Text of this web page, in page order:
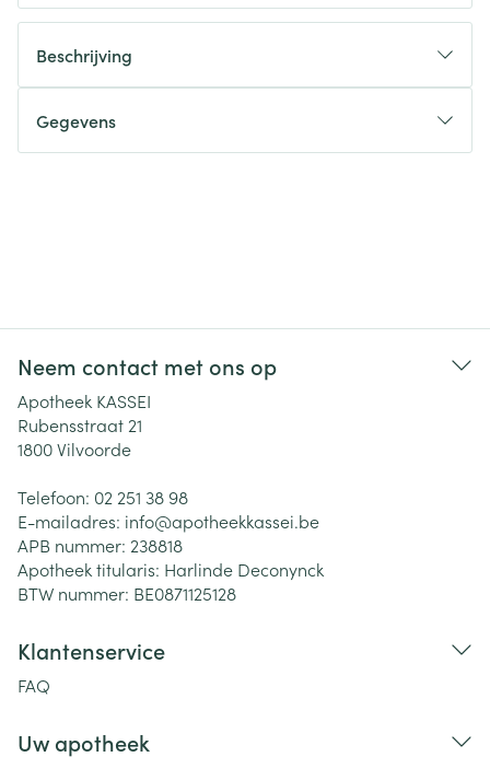
Beschrijving
Gegevens
Neem contact met ons op
Apotheek KASSEI
Rubensstraat 21
1800Vilvoorde
Telefoon: 02 251 38 98
E-mailadres: info@apotheekkassei.be
APB nummer: 238818
Apotheek titularis: Harlinde Deconynck
BTW nummer: BE0871125128
Klantenservice
FAQ
Uw apotheek